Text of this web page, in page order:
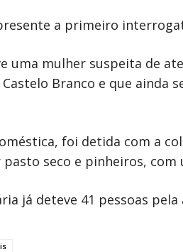
a primeiro
uma mulher suspeita de
Branco e que ainda
foi detida com a
seco e pinheiros, com
já deteve 41 pessoas